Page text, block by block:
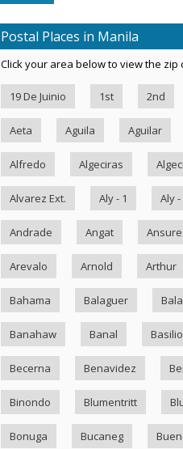
Postal Places in Manila
Click your area below to view the zip
19 De Juinio 1st 2nd
Aeta Aguila Aguilar
Alfredo Algeciras
Alvarez Ext. Aly - 1 Aly -
Andrade Angat
Arevalo Arnold Arthur
Bahama Balaguer
Banahaw Banal Basilio
Becerna Benavidez
Binondo Blumentritt
Bonuga Bucaneg